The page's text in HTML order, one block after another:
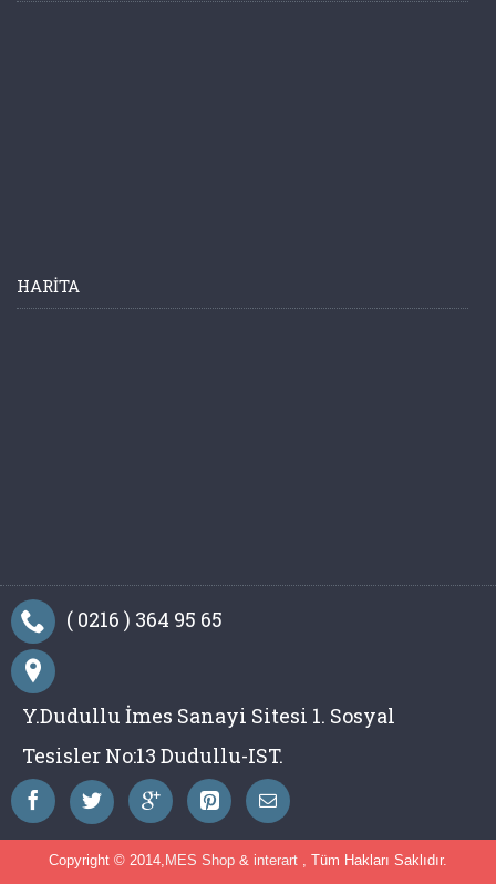
HARITA
( 0216 ) 364 95 65
Y.Dudullu İmes Sanayi Sitesi 1. Sosyal
Tesisler No:13 Dudullu-IST.
Copyright © 2014, MES Shop & interart , Tüm Hakları Saklıdır.